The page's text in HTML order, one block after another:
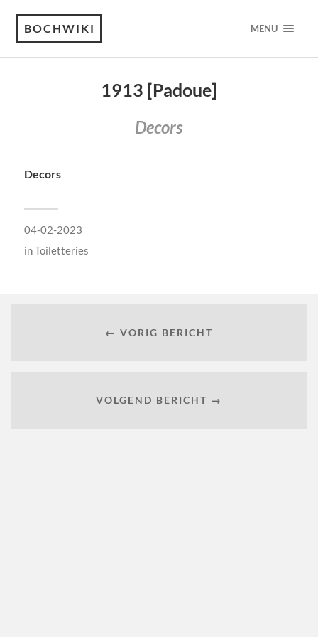
BOCHWIKI MENU
1913 [Padoue]
Decors
Decors
04-02-2023
inToiletteries
← VORIG BERICHT
VOLGEND BERICHT →